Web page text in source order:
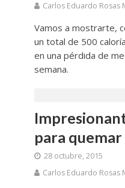
Carlos Eduardo Rosas
Vamos a mostrarte,
un total de 500
en una pérdida de
semana.
para
28 octubre, 2015
Carlos Eduardo Rosas